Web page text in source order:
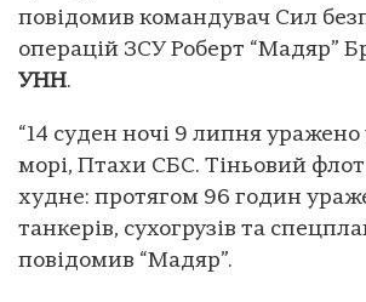
повідомив командувач Сил
операцій ЗСУ Роберт “Мадяр”
УНН.
“14 суден ночі 9 липня
морі, Птахи СБС. Тіньовий флот
худне: протягом 96 годин
танкерів, сухогрузів та
повідомив “Мадяр”.